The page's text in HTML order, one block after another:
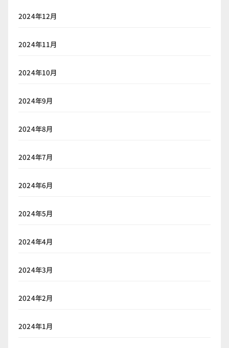
2024年12月
2024年11月
2024年10月
2024年9月
2024年8月
2024年7月
2024年6月
2024年5月
2024年4月
2024年3月
2024年2月
2024年1月